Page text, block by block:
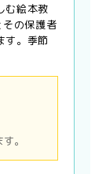
む絵本教
その保護者
す。季節
。